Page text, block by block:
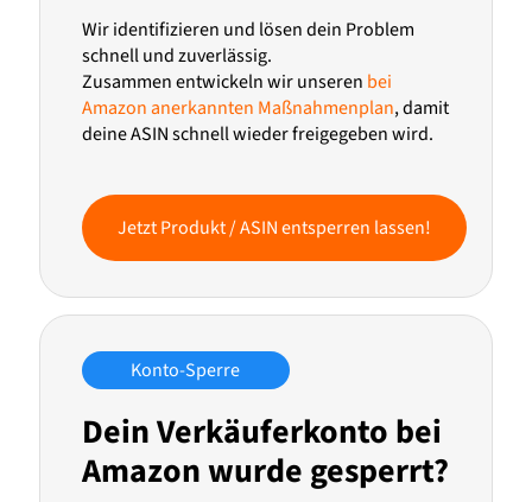
Wir identifizieren und lösen dein Problem
schnell und zuverlässig.
Zusammen entwickeln wir unseren bei
Amazon anerkannten Maßnahmenplan, damit
deine ASIN schnell wieder freigegeben wird.
Jetzt Produkt / ASIN entsperren lassen!
Konto-Sperre
Dein Verkäuferkonto bei
Amazon wurde gesperrt?